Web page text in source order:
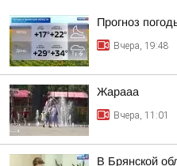
Прогноз
Вчера, 19:48
Жарааа
Вчера, 11:01
В Брянской